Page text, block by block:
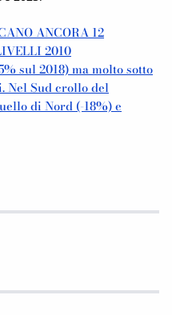
ANCORA 12
2010
sul 2018) ma molto sotto
Sud crollo del
di Nord (-18%) e